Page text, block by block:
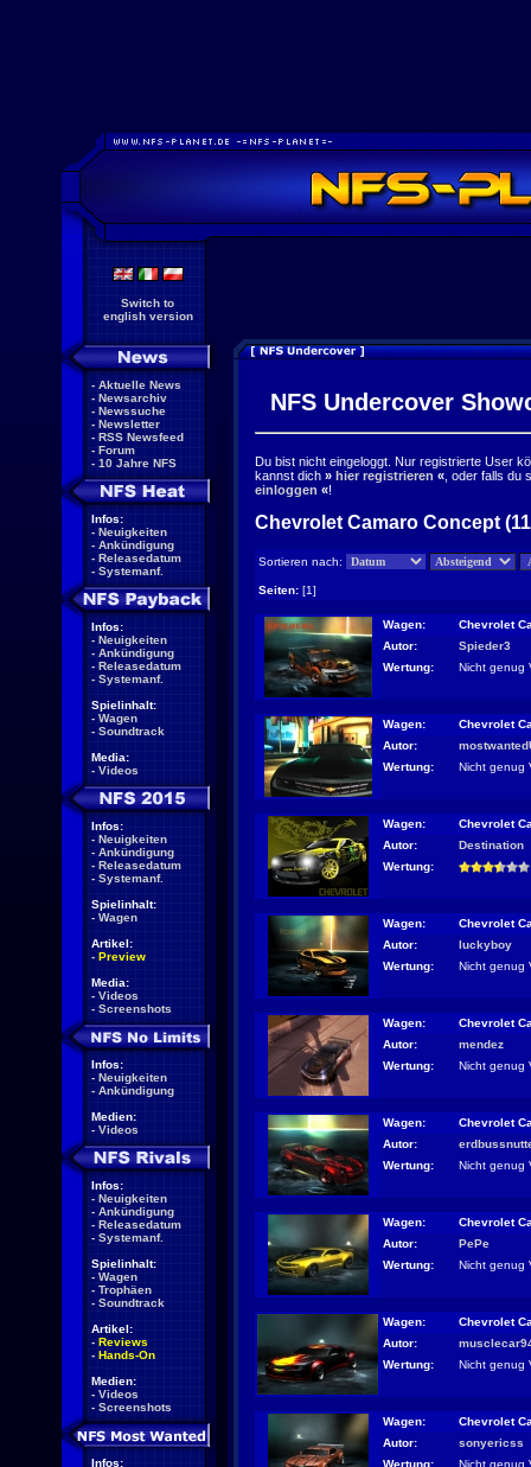
Switch to
english version
- Aktuelle News
- Newsarchiv
- Newssuche
- Newsletter
- RSS Newsfeed
- Forum
- 10 Jahre NFS
Infos:
- Neuigkeiten
- Ankündigung
- Releasedatum
- Systemanf.
Infos:
- Neuigkeiten
- Ankündigung
- Releasedatum
- Systemanf.
Spielinhalt:
- Wagen
- Soundtrack
Media:
- Videos
Infos:
- Neuigkeiten
- Ankündigung
- Releasedatum
- Systemanf.
Spielinhalt:
- Wagen
Artikel:
- Preview
Media:
- Videos
- Screenshots
Infos:
- Neuigkeiten
- Ankündigung
Medien:
- Videos
Infos:
- Neuigkeiten
- Ankündigung
- Releasedatum
- Systemanf.
Spielinhalt:
- Wagen
- Trophäen
- Soundtrack
Artikel:
- Reviews
- Hands-On
Medien:
- Videos
- Screenshots
Infos:
NFS Undercover
Du bist nicht eingeloggt. Nur registrierte User
kannst dich » hier registrieren « , oder falls
einloggen «!
Chevrolet Camaro Concept
Sortieren nach:
Seiten: [1]
Wagen:
Chevrolet
Autor:
Spieder3
Wertung:
Nicht genug
Wagen:
Chevrolet
Autor:
Wertung:
Nicht genug
Wagen:
Chevrolet
Autor:
Destination
Wertung:
Wagen:
Chevrolet
Autor:
luckyboy
Wertung:
Nicht genug
Wagen:
Chevrolet
Autor:
mendez
Wertung:
Nicht genug
Wagen:
Chevrolet
Autor:
Wertung:
Nicht genug
Wagen:
Chevrolet
Autor:
PePe
Wertung:
Nicht genug
Wagen:
Chevrolet
Autor:
Wertung:
Nicht genug
Wagen:
Chevrolet
Autor:
sonyericss
Wertung:
Nicht genug